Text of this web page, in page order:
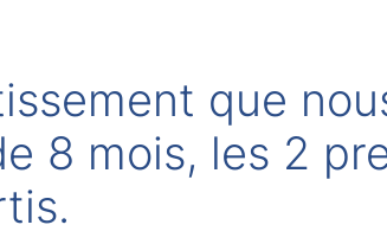
que
8 mois, les 2